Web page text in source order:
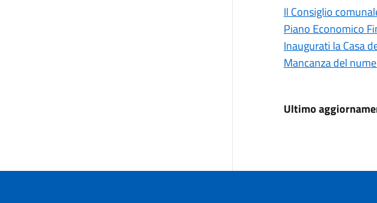
Il Consiglio
Piano Economico
Inaugurati la Casa
Mancanza del
Ultimo